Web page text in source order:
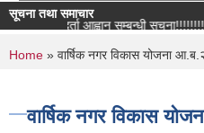
सूचना तथा समाचार
सूची दर्ता आह्वान सम्बन्धी सूचना!!!!!!!!!!
You are here
Home » वार्षिक नगर विकास योजना
वार्षिक नगर विकास